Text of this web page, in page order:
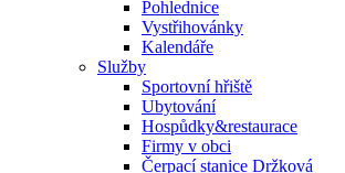
Pohlednice
Vystřihovánky
Kalendáře
Služby
Sportovní hřiště
Ubytování
Hospůdky&restaurace
Firmy v obci
Čerpací stanice Držková